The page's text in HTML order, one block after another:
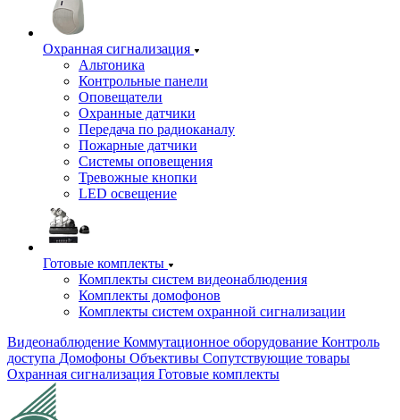
Охранная сигнализация
Альтоника
Контрольные панели
Оповещатели
Охранные датчики
Передача по радиоканалу
Пожарные датчики
Системы оповещения
Тревожные кнопки
LED освещение
Готовые комплекты
Комплекты систем видеонаблюдения
Комплекты домофонов
Комплекты систем охранной сигнализации
Видеонаблюдение Коммутационное оборудование Контроль
доступа Домофоны Объективы Сопутствующие товары
Охранная сигнализация Готовые комплекты